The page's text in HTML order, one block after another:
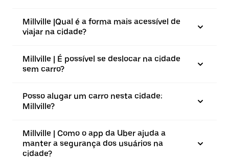
Millville |⁠Qual é a forma mais acessível de
viajar na cidade?
Millville | É possível se deslocar na cidade
sem carro?
Posso alugar um carro nesta cidade:
Millville?
Millville | Como o app da Uber ajuda a
manter a segurança dos usuários na
cidade?